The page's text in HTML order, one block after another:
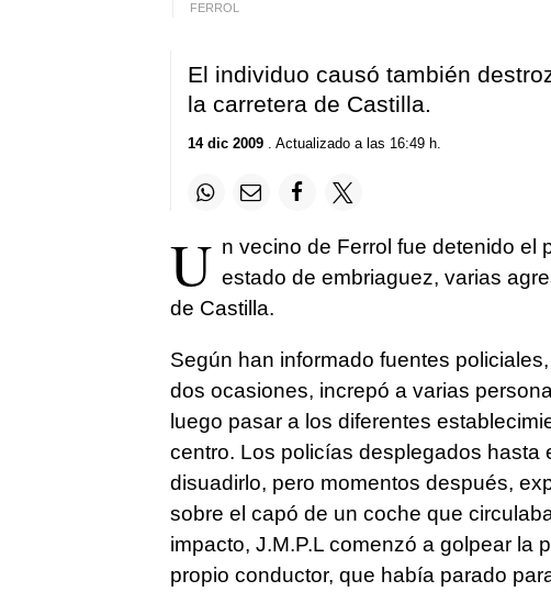
FERROL
El individuo causó también
la carretera de Castilla.
14 dic 2009. Actualizado a las 16:49 h.
U n vecino de Ferrol fue detenido el
estado de embriaguez, varias
de Castilla.
Según han informado fuentes
dos ocasiones, increpó a varias
luego pasar a los diferentes
centro. Los policías desplegados hasta
disuadirlo, pero momentos después,
sobre el capó de un coche que
impacto, J.M.P.L comenzó a golpear la
propio conductor, que había parado